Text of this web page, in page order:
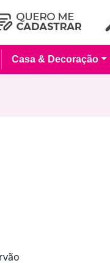
Casa & Decoração